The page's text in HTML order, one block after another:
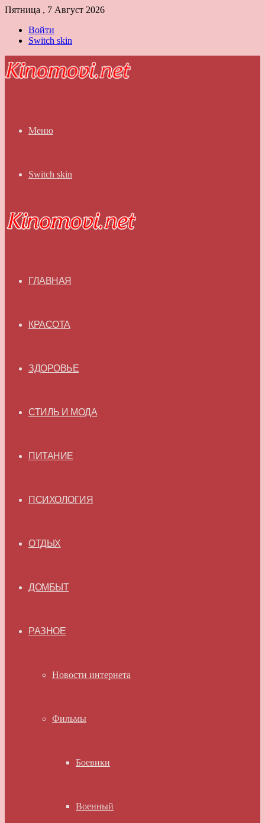
Пятница , 7 Август 2026
Войти
Switch skin
Меню
Switch skin
ГЛАВНАЯ
КРАСОТА
ЗДОРОВЬЕ
СТИЛЬ И МОДА
ПИТАНИЕ
ПСИХОЛОГИЯ
ОТДЫХ
ДОМБЫТ
РАЗНОЕ
Новости интернета
Фильмы
Боевики
Военный